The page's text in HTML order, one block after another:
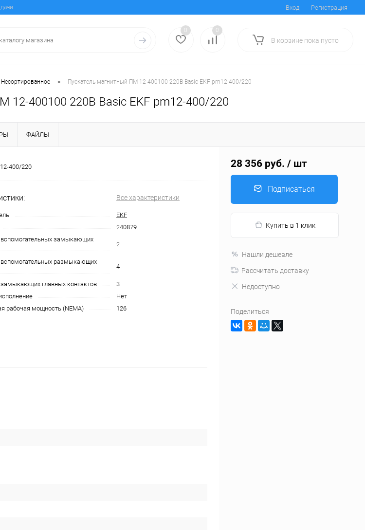
Вход Регистрация
0 0
В корзине пока пусто
Несортированное • Пускатель магнитный ПМ 12-400100 220В Basic EKF pm12-400/220
12-400100 220В Basic EKF pm12-400/220
ФАЙЛЫ
400/220
Все характеристики
EKF
240879
вспомогательных замыкающих
2
вспомогательных размыкающих
4
замыкающих главных контактов
3
Нет
рабочая мощность (NEMA)
126
28 356 руб. / шт
Подписаться
Купить в 1 клик
Нашли дешевле
Рассчитать доставку
Недоступно
Поделиться